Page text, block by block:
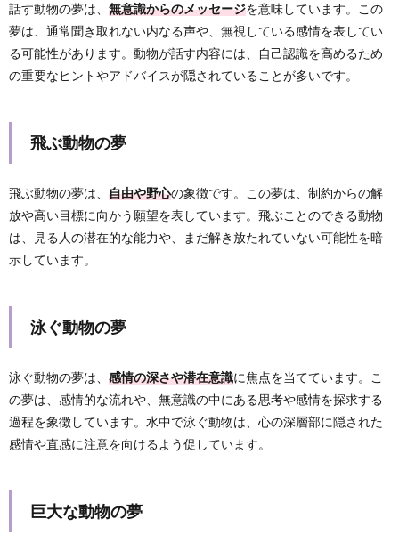
話す動物の夢は、 無意識からのメッセージを意味しています。この
夢は、通常聞き取れない内なる声や、無視している感情を表してい
る可能性があります。動物が話す内容には、自己認識を高めるため
の重要なヒントやアドバイスが隠されていることが多いです。
飛ぶ動物の夢
飛ぶ動物の夢は、 自由や野心の象徴です。この夢は、制約からの解
放や高い目標に向かう願望を表しています。飛ぶことのできる動物
は、見る人の潜在的な能力や、まだ解き放たれていない可能性を暗
示しています。
泳ぐ動物の夢
泳ぐ動物の夢は、 感情の深さや潜在意識に焦点を当てています。こ
の夢は、感情的な流れや、無意識の中にある思考や感情を探求する
過程を象徴しています。水中で泳ぐ動物は、心の深層部に隠された
感情や直感に注意を向けるよう促しています。
巨大な動物の夢